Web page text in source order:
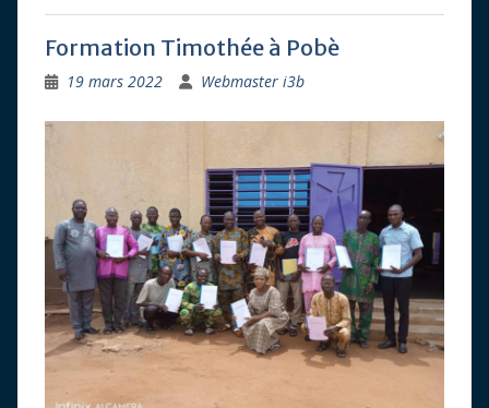
Formation Timothée à Pobè
19 mars 2022 Webmaster i3b